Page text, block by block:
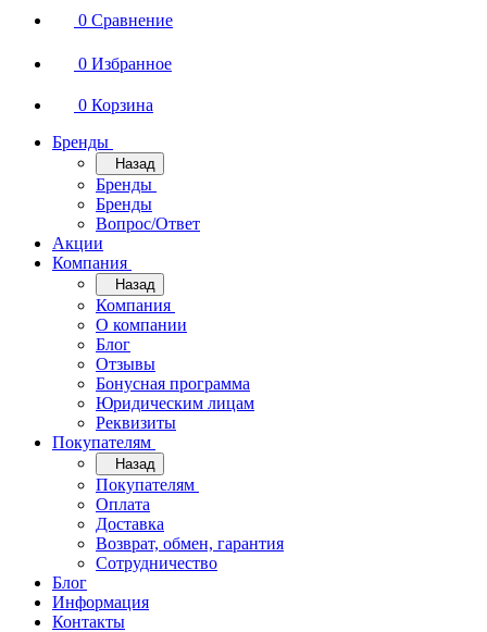
0 Сравнение
0 Избранное
0 Корзина
Бренды
Назад
Бренды
Бренды
Вопрос/Ответ
Акции
Компания
Назад
Компания
О компании
Блог
Отзывы
Бонусная программа
Юридическим лицам
Реквизиты
Покупателям
Назад
Покупателям
Оплата
Доставка
Возврат, обмен, гарантия
Сотрудничество
Блог
Информация
Контакты